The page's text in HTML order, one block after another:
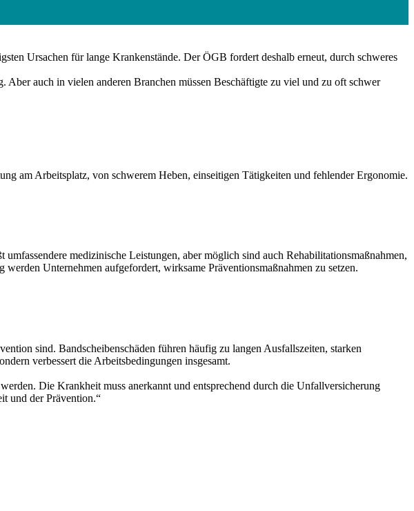
Ursachen für lange Krankenstände. Der ÖGB fordert deshalb erneut, durch schweres
auch in vielen anderen Branchen müssen Beschäftigte zu viel und zu oft schwer
am Arbeitsplatz, von schwerem Heben, einseitigen Tätigkeiten und fehlender Ergonomie.
medizinische Leistungen, aber möglich sind auch Rehabilitationsmaßnahmen,
Unternehmen aufgefordert, wirksame Präventionsmaßnahmen zu setzen.
sind. Bandscheibenschäden führen häufig zu langen Ausfallszeiten, starken
verbessert die Arbeitsbedingungen insgesamt.
Die Krankheit muss anerkannt und entsprechend durch die Unfallversicherung
und der Prävention.“